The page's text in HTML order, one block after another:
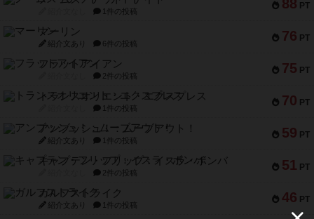
88 PT
1件の投稿
76 PT
マーリン
紹介文あり 6件の投稿
75 PT
フラットアイアン
2件の投稿
70 PT
トランスオリエント・エクスプレス
1件の投稿
59 PT
アンブッシュ！：ムーブアウト！
紹介文あり 1件の投稿
51 PT
キャプテン・フリップ：イスラ・ボンバ
2件の投稿
46 PT
ガルフストライク
紹介文あり 1件の投稿